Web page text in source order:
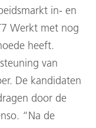
in- en
Werkt met nog
heeft.
van
De kandidaten
door de
“Na de